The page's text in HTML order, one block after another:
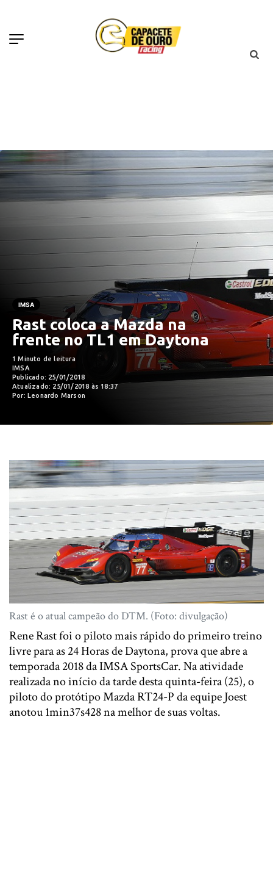
IMSA
Rast coloca a Mazda na
frente no TL1 em Daytona
1 Minuto de leitura
IMSA
Publicado: 25/01/2018
Atualizado: 25/01/2018 às 18:37
Por: Leonardo Marson
Rast é o atual campeão do DTM. (Foto: divulgação)
Rene Rast foi o piloto mais rápido do primeiro treino
livre para as 24 Horas de Daytona, prova que abre a
temporada 2018 da IMSA SportsCar. Na atividade
realizada no início da tarde desta quinta-feira (25), o
piloto do protótipo Mazda RT24-P da equipe Joest
anotou 1min37s428 na melhor de suas voltas.